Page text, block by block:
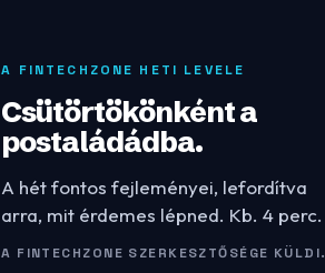
A FINTECHZONE HETI LEVELE
Csütörtökönként a
postaládádba.
A hét fontos fejleményei, lefordítva
arra, mit érdemes lépned. Kb. 4 perc.
A FINTECHZONE SZERKESZTŐSÉGE KÜLDI.